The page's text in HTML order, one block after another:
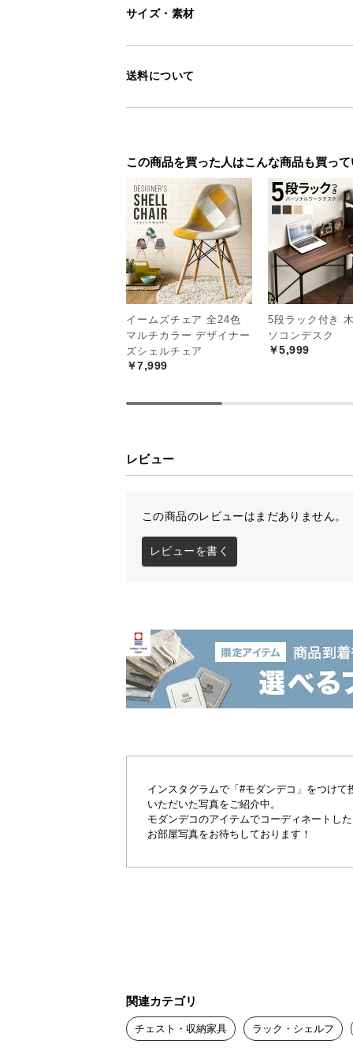
サイズ・素材
送料について
この商品を買った人はこんな商品も買っ
イームズチェア 全24色
マルチカラー デザイナー
ズシェルチェア
￥7,999
5段ラック付き
ソコンデスク
￥5,999
レビュー
この商品のレビューはまだありません。
レビューを書く
インスタグラムで「#モダンデコ」をつけて
いただいた写真をご紹介中。
モダンデコのアイテムでコーディネートし
お部屋写真をお待ちしております！
関連カテゴリ
チェスト・収納家具 ラック・シェルフ